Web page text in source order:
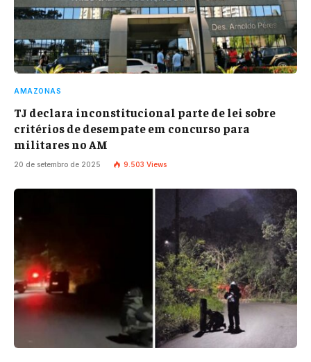
AMAZONAS
TJ declara inconstitucional parte de lei sobre
critérios de desempate em concurso para
militares no AM
20 de setembro de 2025 9.503 Views